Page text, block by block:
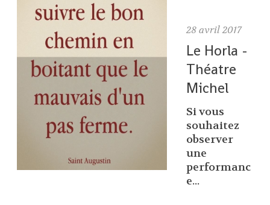
28 avril 2017
Le Horla -
Théatre
Michel
Si vous
souhaitez
observer
une
performanc
e...